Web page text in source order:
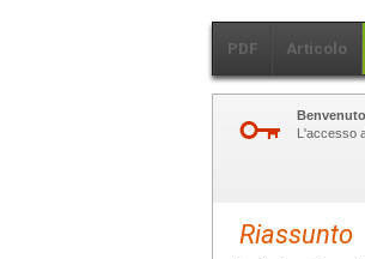
PDF Articolo
L'accesso
Riassunto